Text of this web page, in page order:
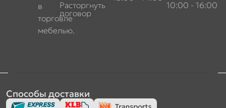
в
торговле
мебелью.
Расторгнуть
договор
10:00 - 16:00
Способы доставки